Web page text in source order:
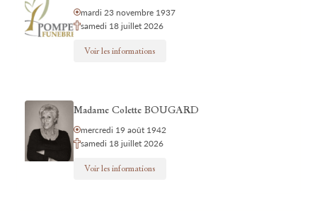
mardi 23 novembre 1937
samedi 18 juillet 2026
Voir les informations
Madame Colette BOUGARD
mercredi 19 août 1942
samedi 18 juillet 2026
Voir les informations